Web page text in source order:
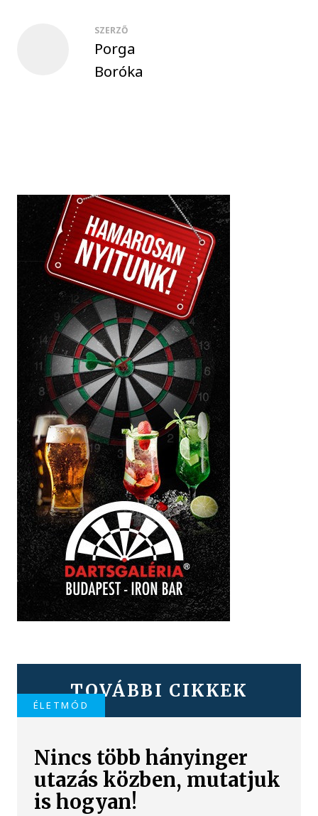
SZERZŐ
Porga
Boróka
TOVÁBBI CIKKEK
ÉLETMÓD
Nincs több hányinger
utazás közben, mutatjuk
is hogyan!